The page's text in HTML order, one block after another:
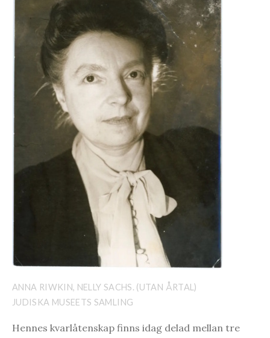
ANNA RIWKIN, NELLY SACHS. (UTAN ÅRTAL)
JUDISKA MUSEETS SAMLING
Hennes kvarlåtenskap finns idag delad mellan tre